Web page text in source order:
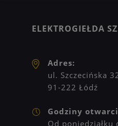
ELEKTROGIEŁDA
Adres:
ul. Szczecińska
91-222 Łódź
Godziny
Od